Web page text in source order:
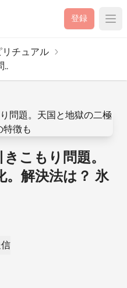
登録
チュアル
..
こもり問題。
。解決法は？ 氷